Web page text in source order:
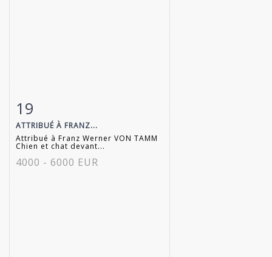
Fiche détaillée
19
ATTRIBUÉ À FRANZ...
Attribué à Franz Werner VON TAMM
Chien et chat devant...
4000 - 6000 EUR